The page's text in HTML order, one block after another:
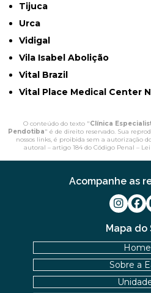
Tijuca
Urca
Vidigal
Vila Isabel Abolição
Vital Brazil
Vital Place Medical Center
O conteúdo do texto "Clínica
Pendotiba" é de direito reservado. Sua
nossos links, é proibida sem a autorização
autoral – artigo 184 do Código Penal –
Mapa do
Home
Sobre a
Acompanhe as